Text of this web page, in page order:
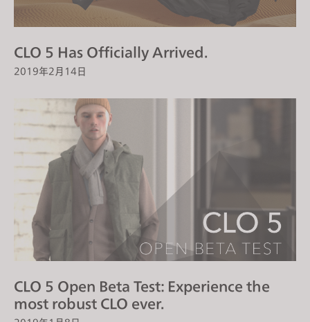
CLO 5 Has Officially Arrived.
2019年2月14日
CLO 5 Open Beta Test: Experience the
most robust CLO ever.